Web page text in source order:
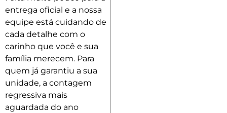
entrega oficial e a nossa
equipe está cuidando de
cada detalhe com o
carinho que você e sua
família merecem. Para
quem já garantiu a sua
unidade, a contagem
regressiva mais
aguardada do ano